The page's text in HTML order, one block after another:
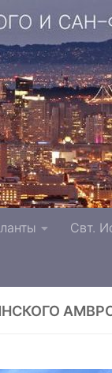
п.
Свт.